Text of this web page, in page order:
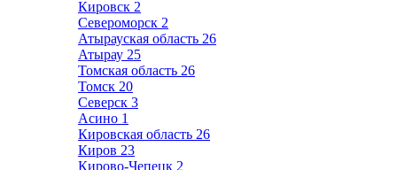
Кировск 2
Североморск 2
Атырауская область 26
Атырау 25
Томская область 26
Томск 20
Северск 3
Асино 1
Кировская область 26
Киров 23
Кирово-Чепецк 2